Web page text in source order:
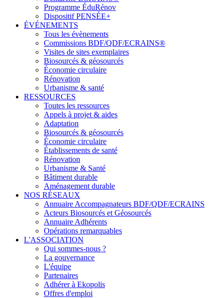
Programme ÉduRénov
Dispositif PENSÉE+
ÉVÉNEMENTS
Tous les évènements
Commissions BDF/QDF/ECRAINS®
Visites de sites exemplaires
Biosourcés & géosourcés
Économie circulaire
Rénovation
Urbanisme & santé
RESSOURCES
Toutes les ressources
Appels à projet & aides
Adaptation
Biosourcés & géosourcés
Économie circulaire
Établissements de santé
Rénovation
Urbanisme & Santé
Bâtiment durable
Aménagement durable
NOS RÉSEAUX
Annuaire Accompagnateurs BDF/QDF/ECRAINS
Acteurs Biosourcés et Géosourcés
Annuaire Adhérents
Opérations remarquables
L'ASSOCIATION
Qui sommes-nous ?
La gouvernance
L'équipe
Partenaires
Adhérer à Ekopolis
Offres d'emploi